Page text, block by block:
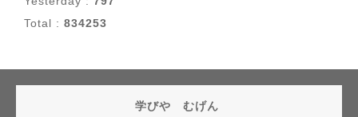
Total : 834253
学びや むげん